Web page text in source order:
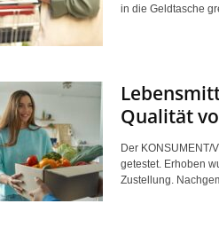
in die Geldtasche
Qualität
Der KONSUMENT/
getestet. Erhoben
Zustellung.